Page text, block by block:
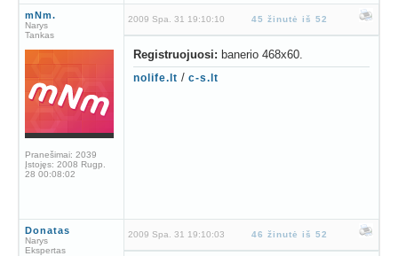
mNm.
Narys
Tankas
Pranešimai: 2039
Įstojęs: 2008 Rugp.
28 00:08:02
2009 Spa. 31 19:10:10 45 žinutė iš 52
Registruojuosi: banerio 468x60.
nolife.lt / c-s.lt
Donatas
Narys
Ekspertas
2009 Spa. 31 19:10:03 46 žinutė iš 52